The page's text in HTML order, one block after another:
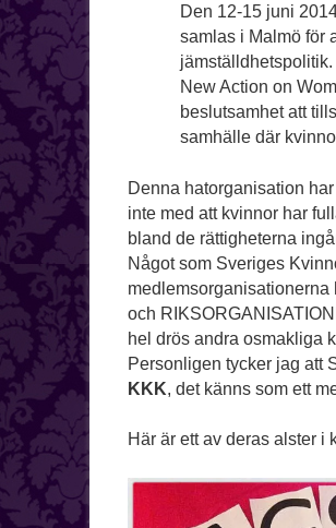
Den 12-15 juni
samlas i Malmö för
New Action on
beslutsamhet att
samhälle där
Denna hatorganisation
inte med att kvinnor har
bland de rättigheterna
Något som Sveriges
och
hel drös andra osmakliga
Personligen tycker jag att
KKK, det känns som ett
Här är ett av deras alster i